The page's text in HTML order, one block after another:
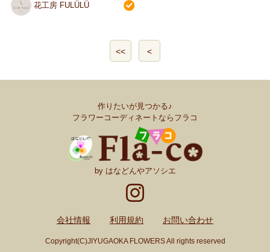
花工房 FULÜLÜ
<< <
作りたいが見つかる♪
フラワーコーディネートならフラコ
by はなどんやアソシエ
会社情報 利用規約 お問い合わせ
Copyright(C)JIYUGAOKA FLOWERS All rights reserved